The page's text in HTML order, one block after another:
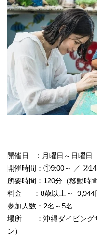
開催日 ：月曜日～日曜日
開催時間：①9:00～ ／
所要時間：120分（移動時
料金 ：8歳以上～ 9,944
参加人数：2名～5名
場所 ：沖縄ダイビングサ
ン）